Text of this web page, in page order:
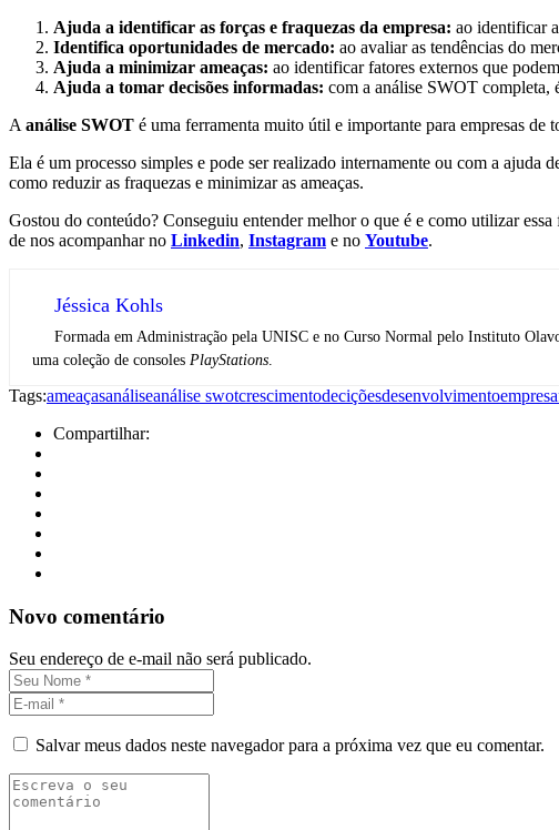
Ajuda a identificar as forças e fraquezas da empresa: ao identificar
Identifica oportunidades de mercado: ao avaliar as tendências do
Ajuda a minimizar ameaças: ao identificar fatores externos que
Ajuda a tomar decisões informadas: com a análise SWOT completa,
A análise SWOT é uma ferramenta muito útil e importante para empresas de
Ela é um processo simples e pode ser realizado internamente ou com a
como reduzir as fraquezas e minimizar as ameaças.
Gostou do conteúdo? Conseguiu entender melhor o que é e como utilizar
de nos acompanhar no Linkedin, Instagram e no Youtube.
Jéssica Kohls
Formada em Administração pela UNISC e no Curso Normal pelo Instituto
uma coleção de consoles PlayStations
Tags:ameaçasanáliseanálise swotcrescimentodeciçõesdesenvolvimentoempresa
Compartilhar:
Novo comentário
Seu endereço de e-mail não será publicado.
Salvar meus dados neste navegador para a próxima vez que eu comentar.